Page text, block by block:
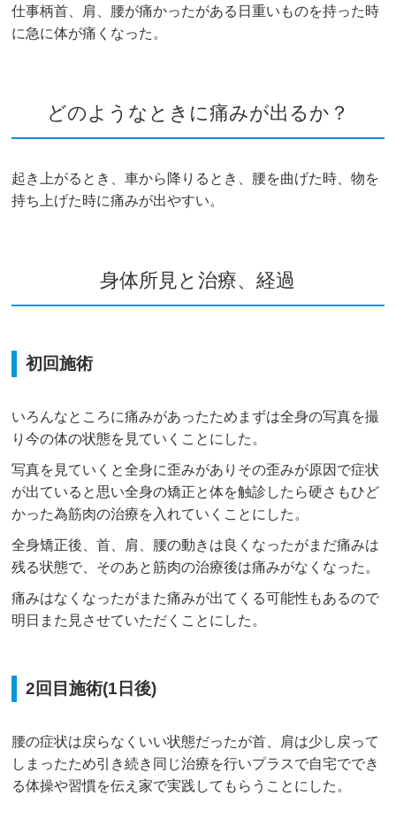
仕事柄首、肩、腰が痛かったがある日重いものを持った時
に急に体が痛くなった。
どのようなときに痛みが出るか？
起き上がるとき、車から降りるとき、腰を曲げた時、物を
持ち上げた時に痛みが出やすい。
身体所見と治療、経過
初回施術
いろんなところに痛みがあったためまずは全身の写真を撮
り今の体の状態を見ていくことにした。
写真を見ていくと全身に歪みがありその歪みが原因で症状
が出ていると思い全身の矯正と体を触診したら硬さもひど
かった為筋肉の治療を入れていくことにした。
全身矯正後、首、肩、腰の動きは良くなったがまだ痛みは
残る状態で、そのあと筋肉の治療後は痛みがなくなった。
痛みはなくなったがまた痛みが出てくる可能性もあるので
明日また見させていただくことにした。
2回目施術(1日後)
腰の症状は戻らなくいい状態だったが首、肩は少し戻って
しまったため引き続き同じ治療を行いプラスで自宅ででき
る体操や習慣を伝え家で実践してもらうことにした。